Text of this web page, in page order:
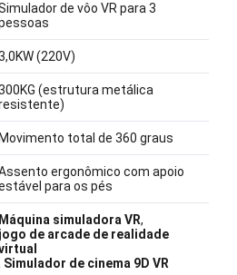
de vôo VR para 3
(220V)
(estrutura metálica
Movimento total de 360 ​​graus
ergonômico com apoio
para os pés
Máquina simuladora VR,
jogo de arcade de realidade
Simulador de cinema 9D VR